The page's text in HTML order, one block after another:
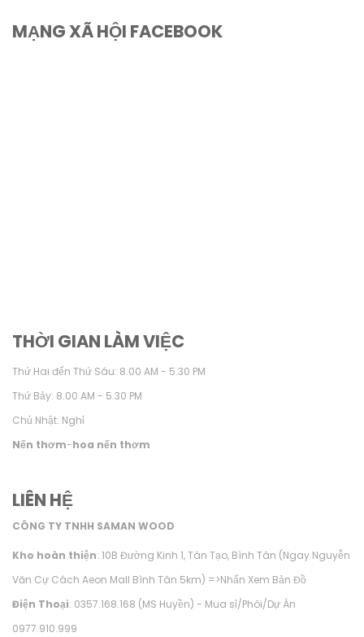
MẠNG XÃ HỘI FACEBOOK
THỜI GIAN LÀM VIỆC
Thứ Hai đến Thứ Sáu: 8.00 AM - 5.30 PM
Thứ Bảy: 8.00 AM - 5.30 PM
Chủ Nhật: Nghỉ
Nến thơm-hoa nến thơm
LIÊN HỆ
CÔNG TY TNHH SAMAN WOOD
Kho hoàn thiện: 10B Đường Kinh 1, Tân Tạo, Bình Tân (Ngay Nguyễn
Văn Cự Cách Aeon Mall Bình Tân 5km) =>Nhấn Xem Bản Đồ
Điện Thoại: 0357.168.168 (MS Huyền) - Mua sỉ/Phôi/Dự Án
0977.910.999